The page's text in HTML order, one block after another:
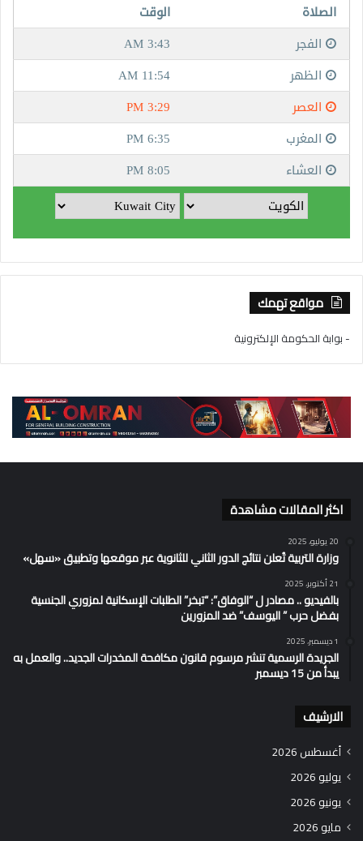
مواقع تهمك
- بوابة الحكومة الإلكترونية
اكثر المقالات مشاهدة
20 يوليو، 2025
وزارة التربية تُعلن نتائج الدور الثاني للثانوية عبر موقعها وتطبيق «سهل»
21 أكتوبر، 2025
بالفيديو .. مصادر ل “الوفاق”: “تبخر” الطلبات الإسكانية لمزوري الجنسية
بفضل حرب ” اليوسف” ضد المزورين
1 ديسمبر، 2025
الجريدة الرسمية تنشر مرسوم قانون مكافحة المخدرات الجديد.. والعمل به
يبدأ من 15 ديسمبر
الارشيف
أغسطس 2026
يوليو 2026
يونيو 2026
مايو 2026